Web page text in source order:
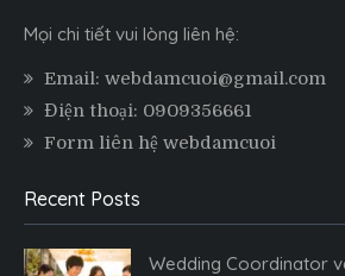
Mọi chi tiết vui lòng liên hệ:
Email: webdamcuoi@gmail.com
Điện thoại: 0909356661
Form liên hệ webdamcuoi
Recent Posts
Wedding Coordinator